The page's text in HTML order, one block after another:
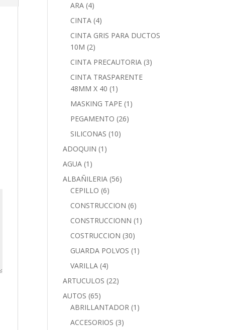
ARA (4)
CINTA (4)
CINTA GRIS PARA DUCTOS
10M (2)
CINTA PRECAUTORIA (3)
CINTA TRASPARENTE
48MM X 40 (1)
MASKING TAPE (1)
PEGAMENTO (26)
SILICONAS (10)
ADOQUIN (1)
AGUA (1)
ALBAÑILERIA (56)
CEPILLO (6)
CONSTRUCCION (6)
CONSTRUCCIONN (1)
COSTRUCCION (30)
GUARDA POLVOS (1)
VARILLA (4)
ARTUCULOS (22)
AUTOS (65)
ABRILLANTADOR (1)
ACCESORIOS (3)